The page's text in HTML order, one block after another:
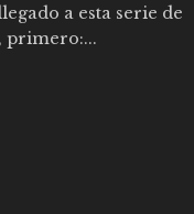
a esta serie de
primero:...